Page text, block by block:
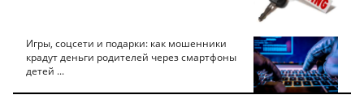
Игры, соцсети и подарки: как мошенники
крадут деньги родителей через смартфоны
детей ...